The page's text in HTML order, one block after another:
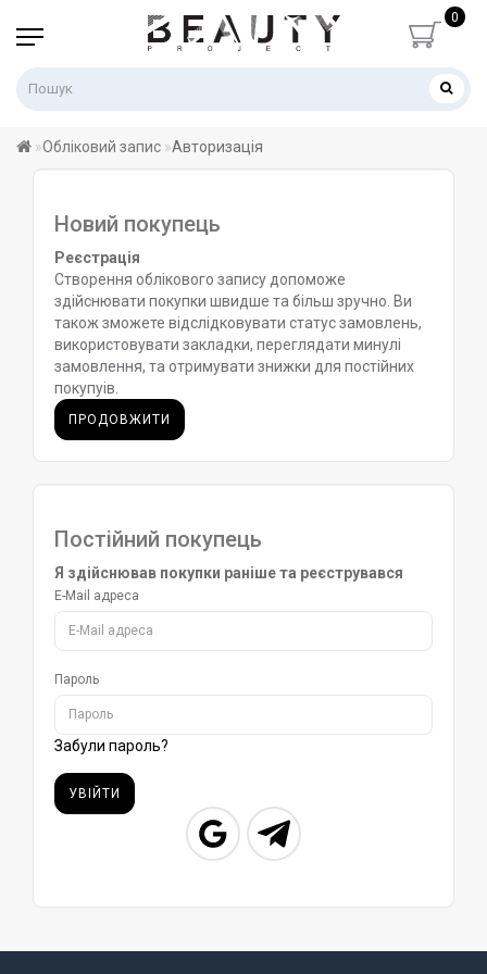
0
Обліковий запис Авторизація
Новий покупець
Реєстрація
Створення облікового запису допоможе
здійснювати покупки швидше та більш зручно. Ви
також зможете відслідковувати статус замовлень,
використовувати закладки, переглядати минулі
замовлення, та отримувати знижки для постійних
покупуів.
ПРОДОВЖИТИ
Постійний покупець
Я здійснював покупки раніше та реєструвався
E-Mail адреса
Пароль
Забули пароль?